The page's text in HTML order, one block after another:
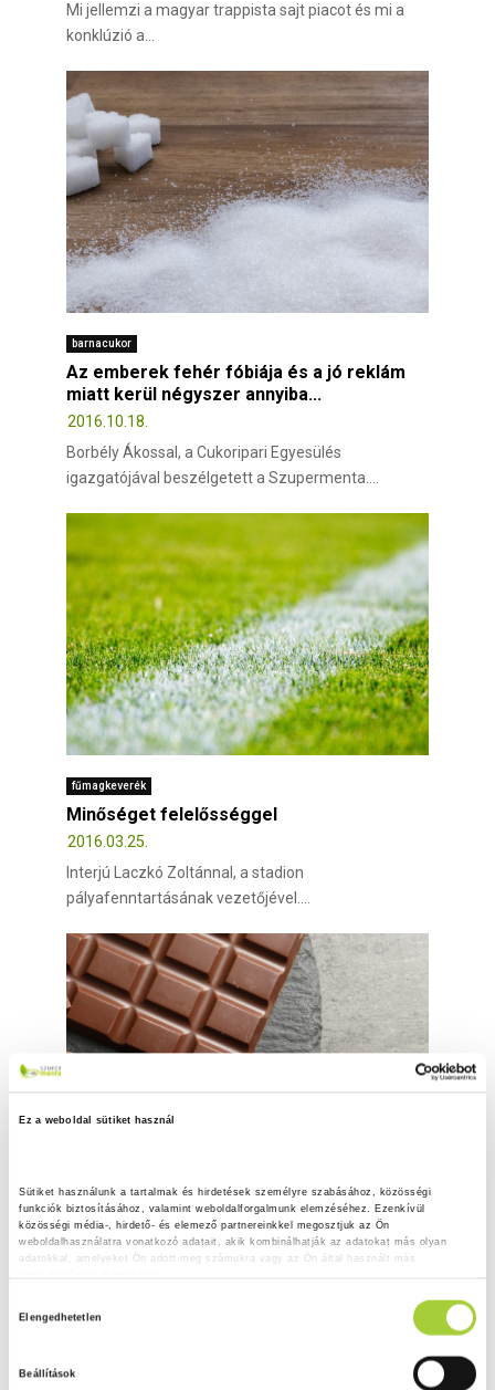
Ez a weboldal sütiket használ
Sütiket használunk a tartalmak és hirdetések személyre szabásához, közösségi
funkciók biztosításához, valamint weboldalforgalmunk elemzéséhez. Ezenkívül
közösségi média-, hirdető- és elemező partnereinkkel megosztjuk az Ön
weboldalhasználatra vonatkozó adatait, akik kombinálhatják az adatokat más olyan
adatokkal, amelyeket Ön adott meg számukra vagy az Ön által használt más
Elengedhetetlen
Beállítások
Mi jellemzi a magyar trappista sajt piacot és mi a
konklúzió a...
barnacukor
Az emberek fehér fóbiája és a jó reklám
miatt kerül négyszer annyiba...
2016.10.18.
Borbély Ákossal, a Cukoripari Egyesülés
igazgatójával beszélgetett a Szupermenta....
fűmagkeverék
Minőséget felelősséggel
2016.03.25.
Interjú Laczkó Zoltánnal, a stadion
pályafenntartásának vezetőjével....
tejcsokoládé
Erős Antónia is tesztelte a tejcsokoládékat
2016.03.07.
kóstolásán Erős Antónia, az Egy Csepp Figyelem